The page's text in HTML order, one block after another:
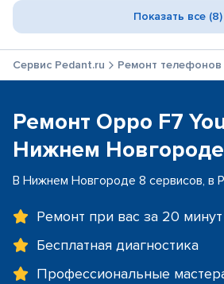
Показать все (8)
Сервис Pedant.ru Ремонт телефонов
Ремонт Oppo F7
Нижнем Новгороде
В Нижнем Новгороде 8 сервисов, в
Ремонт при вас за 20 минут
Бесплатная диагностика
Профессиональные